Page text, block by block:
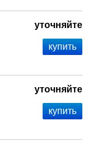
уточняйте
уточняйте